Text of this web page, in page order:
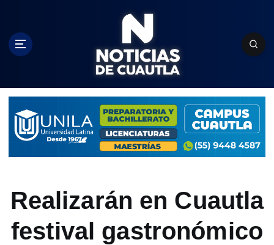
c
Realizarán en Cuautla
festival gastronómico